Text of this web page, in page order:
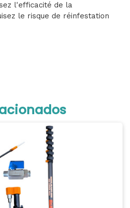
l'efficacité de la
le risque de réinfestation